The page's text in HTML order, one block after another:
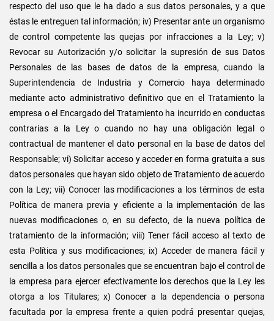
respecto del uso que le ha dado a sus datos personales, y a que
éstas le entreguen tal información; iv) Presentar ante un organismo
de control competente las quejas por infracciones a la Ley; v)
Revocar su Autorización y/o solicitar la supresión de sus Datos
Personales de las bases de datos de la empresa, cuando la
Superintendencia de Industria y Comercio haya determinado
mediante acto administrativo definitivo que en el Tratamiento la
empresa o el Encargado del Tratamiento ha incurrido en conductas
contrarias a la Ley o cuando no hay una obligación legal o
contractual de mantener el dato personal en la base de datos del
Responsable; vi) Solicitar acceso y acceder en forma gratuita a sus
datos personales que hayan sido objeto de Tratamiento de acuerdo
con la Ley; vii) Conocer las modificaciones a los términos de esta
Política de manera previa y eficiente a la implementación de las
nuevas modificaciones o, en su defecto, de la nueva política de
tratamiento de la información; viii) Tener fácil acceso al texto de
esta Política y sus modificaciones; ix) Acceder de manera fácil y
sencilla a los datos personales que se encuentran bajo el control de
la empresa para ejercer efectivamente los derechos que la Ley les
otorga a los Titulares; x) Conocer a la dependencia o persona
facultada por la empresa frente a quien podrá presentar quejas,